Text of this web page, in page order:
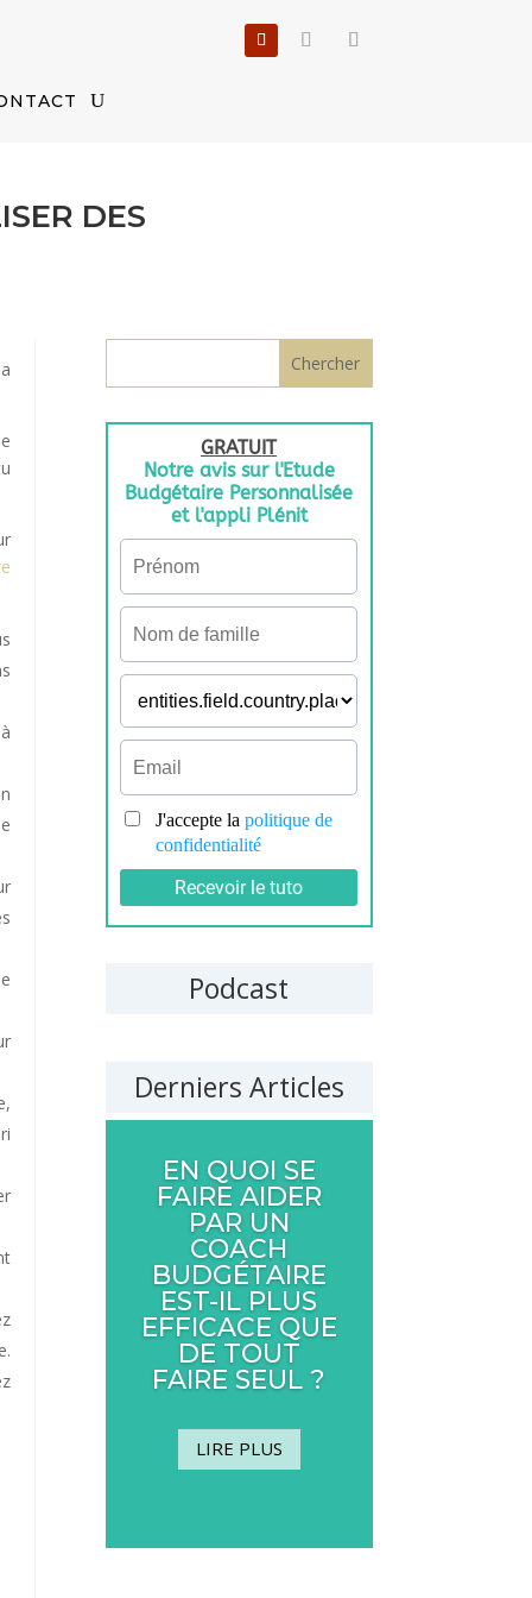
DES
Podcast
Derniers Articles
EN QUOI SE
FAIRE AIDER
PAR UN
COACH
BUDGÉTAIRE
EST-IL PLUS
EFFICACE QUE
DE TOUT
FAIRE SEUL ?
LIRE PLUS